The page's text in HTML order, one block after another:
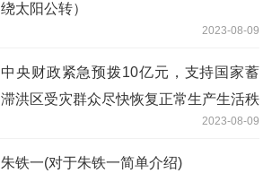
绕太阳公转）
2023-08-09
中央财政紧急预拨10亿元，支持国家蓄
滞洪区受灾群众尽快恢复正常生产生活秩
2023-08-09
朱铁一(对于朱铁一简单介绍)